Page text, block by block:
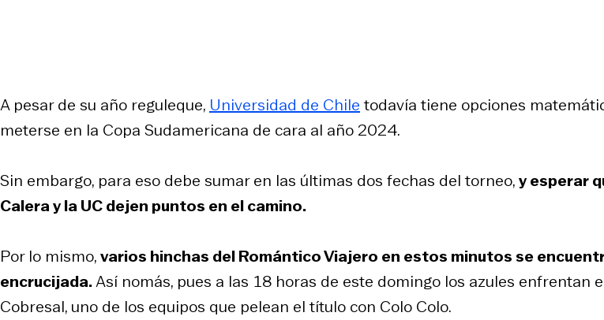
A pesar de su año reguleque, Universidad de Chiletodavía tiene opciones
meterse en la Copa Sudamericana de cara al año 2024.
Sin embargo, para eso debe sumar en las últimas dos fechas del torneo,y esperar
Calera y la UC dejen puntos en el camino.
Por lo mismo,varios hinchas del Romántico Viajero en estos minutos se
encrucijada.Así nomás, pues a las 18 horas de este domingo los azules enfrentan
Cobresal, uno de los equipos que pelean el título con Colo Colo.